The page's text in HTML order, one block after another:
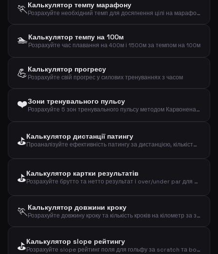
🏃Калькулятор темпу марафону
Розрахуйте необхідний темп для досягнення цілі на марафоні (42,195 км)
🏊Калькулятор темпу на 100м
Розрахуйте час плавання на 400м і 1500м за темпом на 100м
💪Калькулятор прогресу
Розрахуйте свій прогрес у силових тренуваннях з часом
❤️Зони тренувального пульсу
Розрахуйте 5 зон тренувального пульсу методом Карвонена на основі віку та пульсу у спокої
⛳Калькулятор дистанції патингу
Проаналізуйте ефективність патингу за дистанцією, кількістю та влучаннями
⛳Калькулятор картки результатів
Розрахуйте брутто та нетто результат і over/under par для раунду гольфу
🏃Калькулятор довжини кроку
Розрахуйте довжину кроку та кількість кроків на кілометр за зростом та статтю
⛳Калькулятор slope рейтингу
Розрахуйте slope рейтинг поля для гольфу за scratch та bogey рейтингами